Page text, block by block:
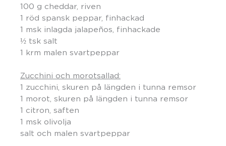
100 g cheddar, riven
1 röd spansk peppar, finhackad
1 msk inlagda jalapeños, finhackade
½ tsk salt
1 krm malen svartpeppar
Zucchini och morotsallad:
1 zucchini, skuren på längden i tunna remsor
1 morot, skuren på längden i tunna remsor
1 citron, saften
1 msk olivolja
salt och malen svartpeppar